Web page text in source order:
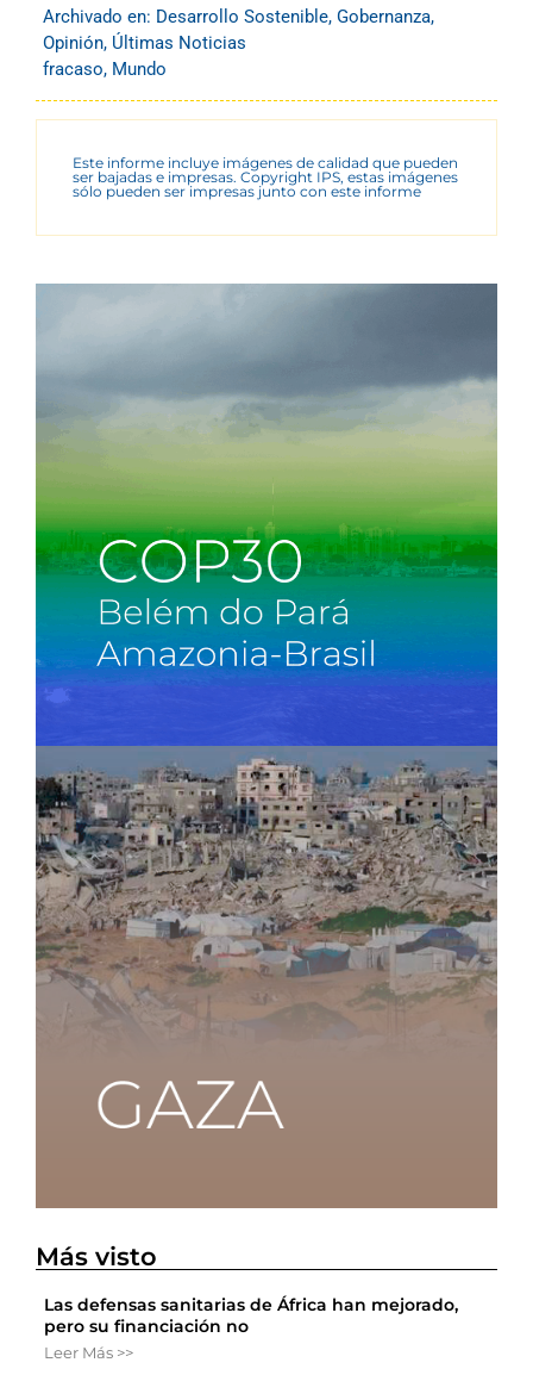
Archivado en: Desarrollo Sostenible, Gobernanza,
Opinión, Últimas Noticias
fracaso, Mundo
Este informe incluye imágenes de calidad que pueden
ser bajadas e impresas. Copyright IPS, estas imágenes
sólo pueden ser impresas junto con este informe
Más visto
Las defensas sanitarias de África han mejorado,
pero su financiación no
Leer Más >>